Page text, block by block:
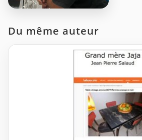
Du même auteur